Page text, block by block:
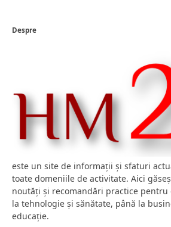
Despre
este un site de informații și sfaturi
toate domeniile de activitate. Aici
noutăți și recomandări practice pentru
la tehnologie și sănătate, până la
educație.